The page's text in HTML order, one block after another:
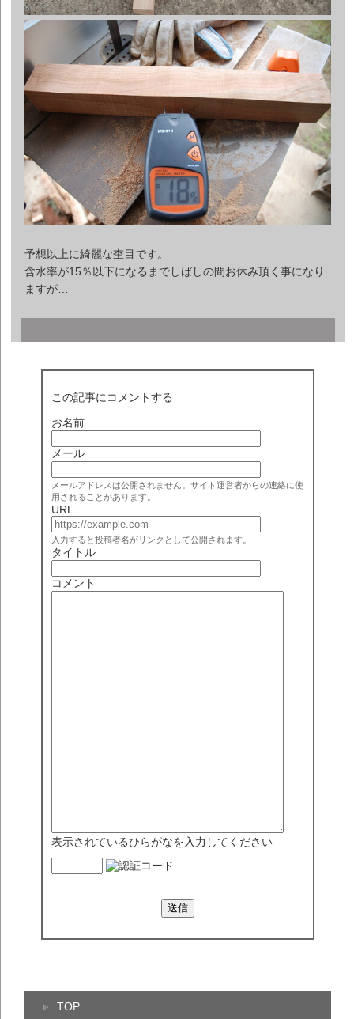
予想以上に綺麗な杢目です。
含水率が15％以下になるまでしばしの間お休み頂く事になり
ますが…
この記事にコメントする
お名前
メール
メールアドレスは公開されません。サイト運営者からの連絡に使
用されることがあります。
URL
入力すると投稿者名がリンクとして公開されます。
タイトル
コメント
表示されているひらがなを入力してください
TOP